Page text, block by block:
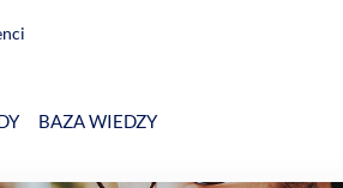
BAZA WIEDZY